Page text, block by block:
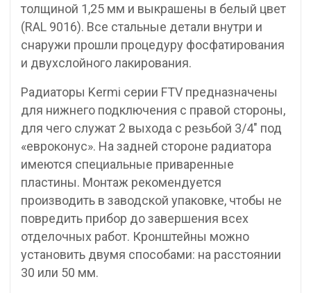
толщиной 1,25 мм и выкрашены в белый цвет
(RAL 9016). Все стальные детали внутри и
снаружи прошли процедуру фосфатирования
и двухслойного лакирования.
Радиаторы Kermi серии FTV предназначены
для нижнего подключения с правой стороны,
для чего служат 2 выхода с резьбой 3/4″ под
«евроконус». На задней стороне радиатора
имеются специальные приваренные
пластины. Монтаж рекомендуется
производить в заводской упаковке, чтобы не
повредить прибор до завершения всех
отделочных работ. Кронштейны можно
установить двумя способами: на расстоянии
30 или 50 мм.